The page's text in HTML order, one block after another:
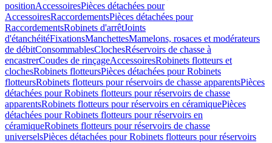
positionAccessoiresPièces détachées pour
AccessoiresRaccordementsPièces détachées pour
RaccordementsRobinets d'arrêtJoints
d'étanchéitéFixationsManchettesMamelons, rosaces et modérateurs
de débitConsommablesClochesRéservoirs de chasse à
encastrerCoudes de rinçageAccessoiresRobinets flotteurs et
clochesRobinets flotteursPièces détachées pour Robinets
flotteursRobinets flotteurs pour réservoirs de chasse apparentsPièces
détachées pour Robinets flotteurs pour réservoirs de chasse
apparentsRobinets flotteurs pour réservoirs en céramiquePièces
détachées pour Robinets flotteurs pour réservoirs en
céramiqueRobinets flotteurs pour réservoirs de chasse
universelsPièces détachées pour Robinets flotteurs pour réservoirs